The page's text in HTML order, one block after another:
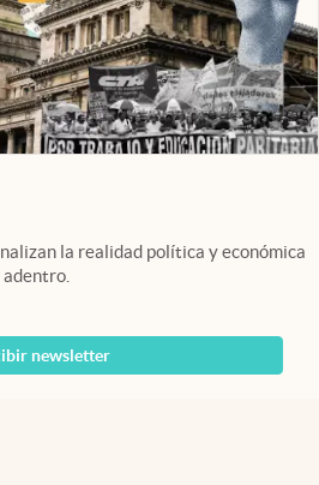
la realidad política y económica
newsletter